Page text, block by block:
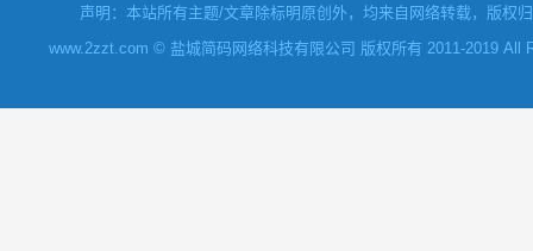
声明：本站所有主题/文章除标明原创外，均来自网络转载，版权
www.2zzt.com © 盐城简码网络科技有限公司 版权所有 2011-2019